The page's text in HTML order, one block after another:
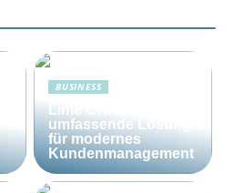
BUSINESS
Lime CRM: Die
umfassende Lösung
für modernes
Kundenmanagement